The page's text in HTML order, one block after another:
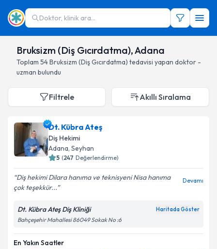
Doktor, klinik ara...
Bruksizm (Diş Gıcırdatma), Adana
Toplam 54Bruksizm (Diş Gıcırdatma) tedavisi yapan doktor -
uzman bulundu
Filtrele Akıllı Sıralama
Dt. Kübra Ateş
Diş Hekimi
Adana, Seyhan
5 (247 Değerlendirme)
Diş hekimi Dilara hanıma ve teknisyeni Nisa hanıma
çok teşekkür...
Devamı
Dt. Kübra Ateş Diş Kliniği Haritada Göster
Bahçeşehir Mahallesi 86049 Sokak No :6
En Yakın Saatler